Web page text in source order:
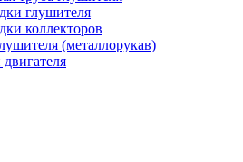
глушителя
коллекторов
(металлорукав)